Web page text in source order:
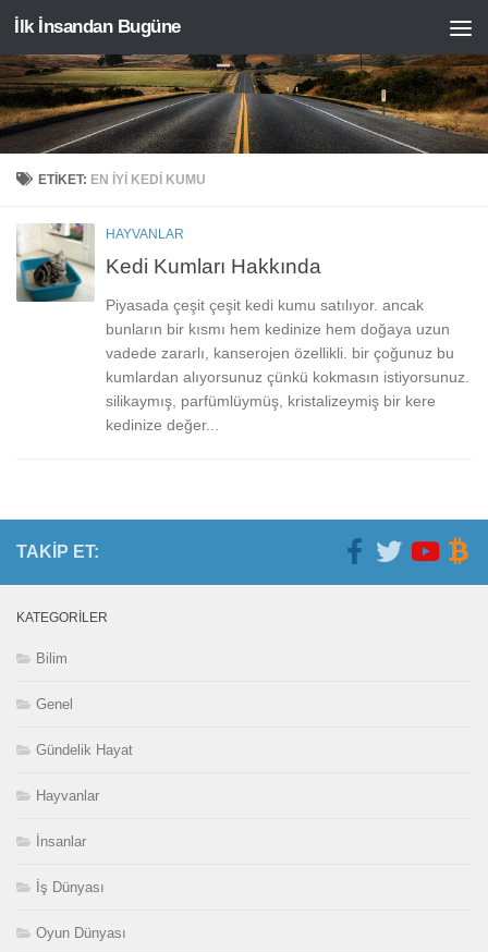
Skip to content
İlk İnsandan Bugüne
ETIKET: EN IYI KEDI KUMU
HAYVANLAR
Kedi Kumları Hakkında
Piyasada çeşit çeşit kedi kumu satılıyor. ancak
bunların bir kısmı hem kedinize hem doğaya uzun
vadede zararlı, kanserojen özellikli. bir çoğunuz bu
kumlardan alıyorsunuz çünkü kokmasın istiyorsunuz.
silikaymış, parfümlüymüş, kristalizeymiş bir kere
kedinize değer...
TAKIP ET:
KATEGORILER
Bilim
Genel
Gündelik Hayat
Hayvanlar
İnsanlar
İş Dünyası
Oyun Dünyası